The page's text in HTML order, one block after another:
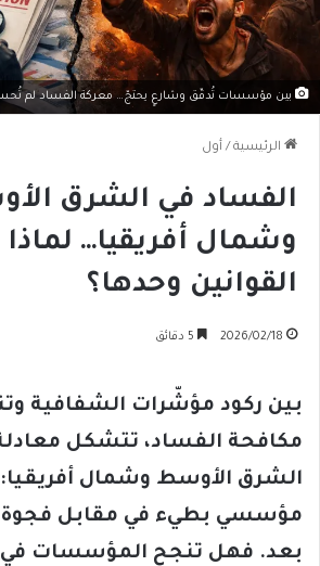
بين مؤسسات تُدقّق وشارعٍ يحتجّ… معركة الفساد لم
الرئيسية / أول
الفساد في الشرق
وشمال أفريقيا… لماذا
القوانين وحدها؟
2026/02/18
بين ركود مؤشّرات الشفافية
مكافحة الفساد، تتشكل
الشرق الأوسط وشمال
مؤسسي بطيء في مقابل فجوة
بعد. فهل تنجح المؤسسات في